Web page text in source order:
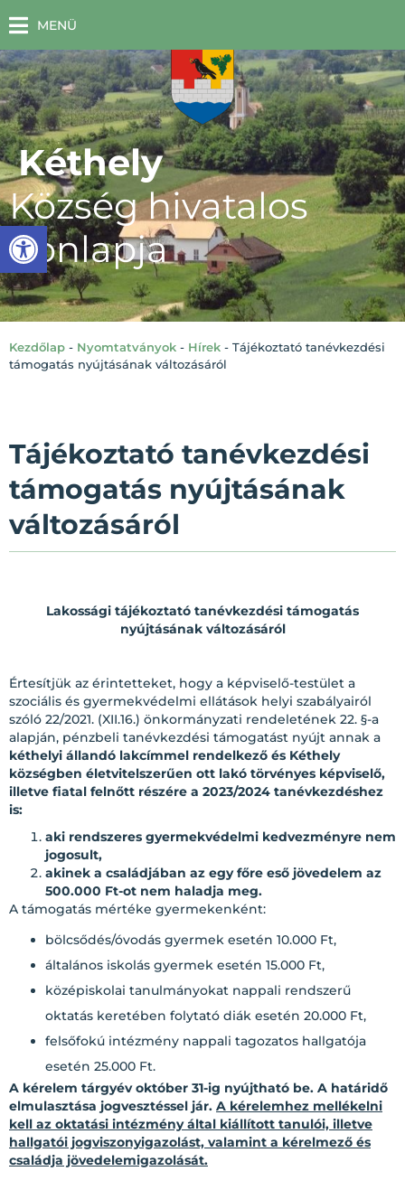
Eszköztár megnyitása
MENÜ
Kéthely
Község hivatalos
honlapja
Kezdőlap - Nyomtatványok - Hírek - Tájékoztató tanévkezdési
támogatás nyújtásának változásáról
Tájékoztató tanévkezdési
támogatás nyújtásának
változásáról
Lakossági tájékoztató tanévkezdési támogatás
nyújtásának változásáról
Értesítjük az érintetteket, hogy a képviselő-testület a
szociális és gyermekvédelmi ellátások helyi szabályairól
szóló 22/2021. (XII.16.) önkormányzati rendeletének 22. §-a
alapján, pénzbeli tanévkezdési támogatást nyújt annak a
kéthelyi állandó lakcímmel rendelkező és Kéthely
községben életvitelszerűen ott lakó törvényes képviselő,
illetve fiatal felnőtt részére a 2023/2024 tanévkezdéshez
is:
aki rendszeres gyermekvédelmi kedvezményre nem
jogosult,
akinek a családjában az egy főre eső jövedelem az
500.000 Ft-ot nem haladja meg.
A támogatás mértéke gyermekenként:
bölcsődés/óvodás gyermek esetén 10.000 Ft,
általános iskolás gyermek esetén 15.000 Ft,
középiskolai tanulmányokat nappali rendszerű
oktatás keretében folytató diák esetén 20.000 Ft,
felsőfokú intézmény nappali tagozatos hallgatója
esetén 25.000 Ft.
A kérelem tárgyév október 31-ig nyújtható be. A határidő
elmulasztása jogvesztéssel jár. A kérelemhez mellékelni
kell az oktatási intézmény által kiállított tanulói, illetve
hallgatói jogviszonyigazolást, valamint a kérelmező és
családja jövedelemigazolását.